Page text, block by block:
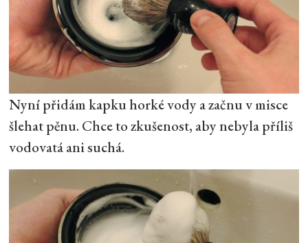
Nyní přidám kapku horké vody a začnu v misce
šlehat pěnu. Chce to zkušenost, aby nebyla příliš
vodovatá ani suchá.